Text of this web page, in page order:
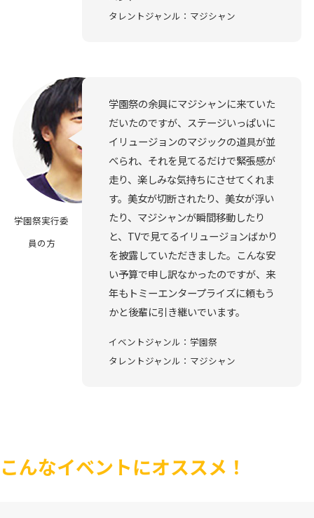
タレントジャンル：マジシャン
学園祭実行委
員の方
学園祭の余興にマジシャンに来ていた
だいたのですが、ステージいっぱいに
イリュージョンのマジックの道具が並
べられ、それを見てるだけで緊張感が
走り、楽しみな気持ちにさせてくれま
す。美女が切断されたり、美女が浮い
たり、マジシャンが瞬間移動したり
と、TVで見てるイリュージョンばかり
を披露していただきました。こんな安
い予算で申し訳なかったのですが、来
年もトミーエンタープライズに頼もう
かと後輩に引き継いでいます。
イベントジャンル：学園祭
タレントジャンル：マジシャン
こんなイベントにオススメ！